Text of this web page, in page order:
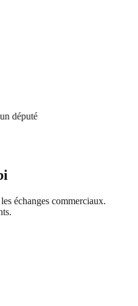
échanges commerciaux.